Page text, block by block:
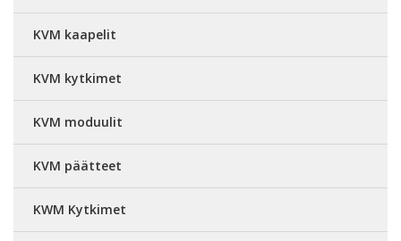
KVM kaapelit
KVM kytkimet
KVM moduulit
KVM päätteet
KWM Kytkimet